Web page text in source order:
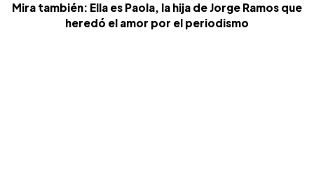
Mira también: Ella es Paola, la hija de Jorge Ramos que
heredó el amor por el periodismo